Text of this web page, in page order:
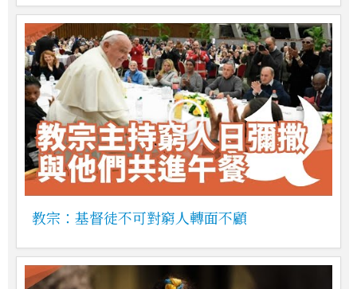
教宗：基督徒不可對窮人轉面不顧